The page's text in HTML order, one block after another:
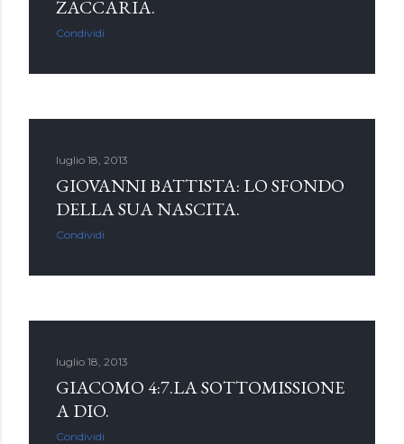
ZACCARIA.
Condividi
luglio 18, 2013
GIOVANNI BATTISTA: LO SFONDO
DELLA SUA NASCITA.
Condividi
luglio 18, 2013
GIACOMO 4:7.LA SOTTOMISSIONE
A DIO.
Condividi